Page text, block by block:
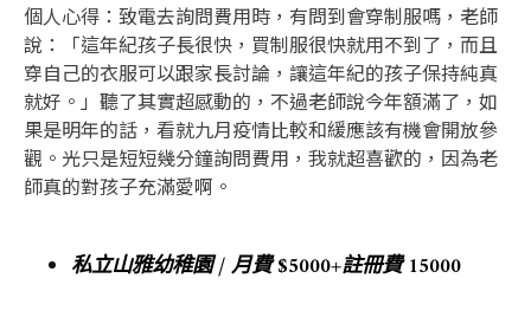
個人心得：致電去詢問費用時，有問到會穿制服嗎，老師
說：「這年紀孩子長很快，買制服很快就用不到了，而且
穿自己的衣服可以跟家長討論，讓這年紀的孩子保持純真
就好。」聽了其實超感動的，不過老師說今年額滿了，如
果是明年的話，看就九月疫情比較和緩應該有機會開放參
觀。光只是短短幾分鐘詢問費用，我就超喜歡的，因為老
師真的對孩子充滿愛啊。
私立山雅幼稚園 / 月費 $5000+註冊費 15000